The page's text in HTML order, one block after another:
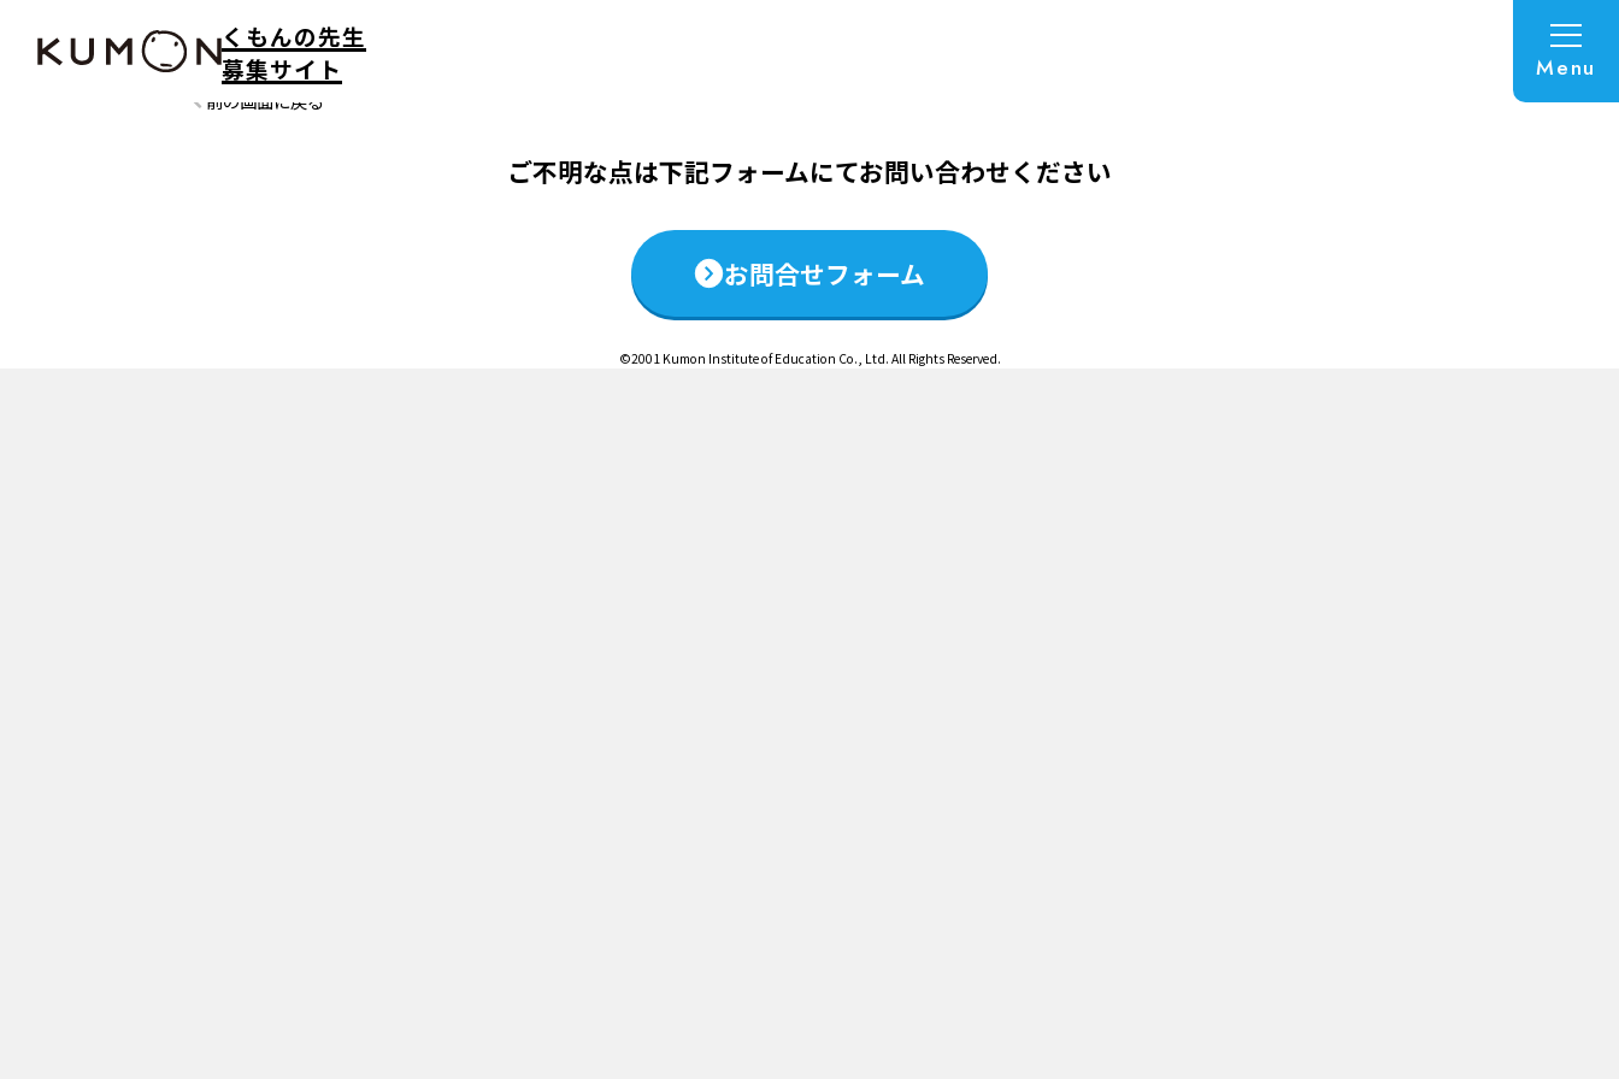
くもんの先生
募集サイト
Menu
前の画面に戻る
ご不明な点は下記フォームにてお問い合わせください
お問合せフォーム
©2001 Kumon Institute of Education Co., Ltd. All Rights Reserved.